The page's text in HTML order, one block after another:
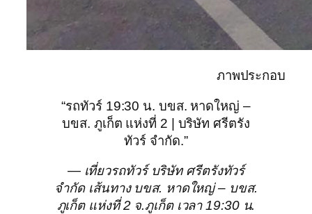
ภาพประกอบ
“รถทัวร์ 19:30 น. บขส. หาดใหญ่ –
บขส. ภูเก็ต แห่งที่ 2 | บริษัท ศรีตรัง
ทัวร์ จำกัด.”
— เที่ยวรถทัวร์ บริษัท ศรีตรังทัวร์
จำกัด เส้นทาง บขส. หาดใหญ่ – บขส.
ภูเก็ต แห่งที่ 2 จ.ภูเก็ต เวลา 19:30 น.